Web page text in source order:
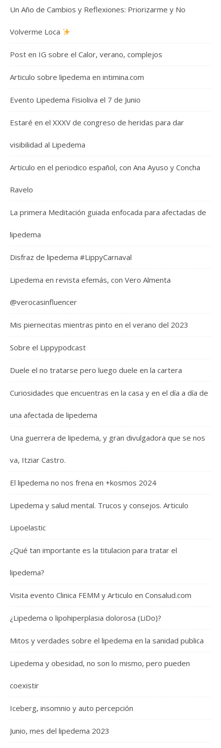
Un Año de Cambios y Reflexiones: Priorizarme y No
Volverme Loca
Post en IG sobre el Calor, verano, complejos
Articulo sobre lipedema en intimina.com
Evento Lipedema Fisioliva el 7 de Junio
Estaré en el XXXV de congreso de heridas para dar
visibilidad al Lipedema
Articulo en el periodico español, con Ana Ayuso y Concha
Ravelo
La primera Meditación guiada enfocada para afectadas de
lipedema
Disfraz de lipedema #LippyCarnaval
Lipedema en revista efemás, con Vero Almenta
@verocasinfluencer
Mis piernecitas mientras pinto en el verano del 2023
Sobre el Lippypodcast
Duele el no tratarse pero luego duele en la cartera
Curiosidades que encuentras en la casa y en el día a día de
una afectada de lipedema
Una guerrera de lipedema, y gran divulgadora que se nos
va, Itziar Castro.
El lipedema no nos frena en +kosmos 2024
Lipedema y salud mental. Trucos y consejos. Articulo
Lipoelastic
¿Qué tan importante es la titulacion para tratar el
lipedema?
Visita evento Clinica FEMM y Articulo en Consalud.com
¿Lipedema o lipohiperplasia dolorosa (LiDo)?
Mitos y verdades sobre el lipedema en la sanidad publica
Lipedema y obesidad, no son lo mismo, pero pueden
coexistir
Iceberg, insomnio y auto percepción
Junio, mes del lipedema 2023